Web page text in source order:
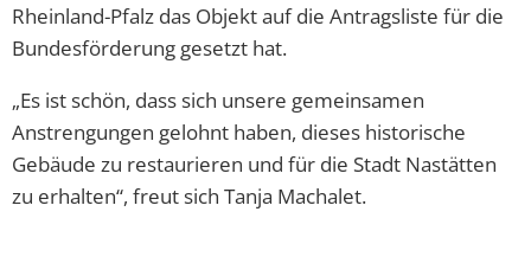
Rheinland-Pfalz das Objekt auf die Antragsliste für die
Bundesförderung gesetzt hat.
„Es ist schön, dass sich unsere gemeinsamen
Anstrengungen gelohnt haben, dieses historische
Gebäude zu restaurieren und für die Stadt Nastätten
zu erhalten“, freut sich Tanja Machalet.